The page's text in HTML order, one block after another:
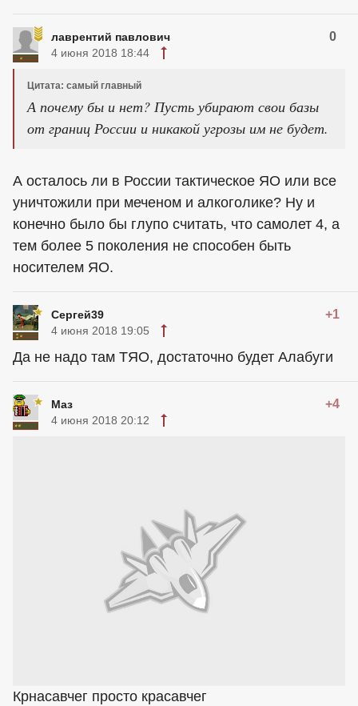
лаврентий павлович 0
4 июня 2018 18:44
Цитата: самый главный
А почему бы и нет? Пусть убирают свои базы
от границ России и никакой угрозы им не будет.
А осталось ли в России тактическое ЯО или все
уничтожили при меченом и алкоголике? Ну и
конечно было бы глупо считать, что самолет 4, а
тем более 5 поколения не способен быть
носителем ЯО.
Сергей39 +1
4 июня 2018 19:05
Да не надо там ТЯО, достаточно будет Алабуги
Маз +4
4 июня 2018 20:12
Крнасавчег просто красавчег